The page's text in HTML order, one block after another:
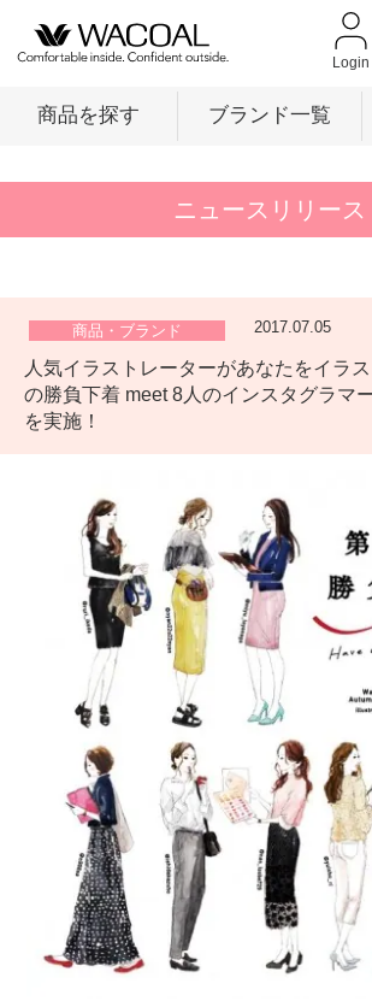
Login
商品を探す ブランド一覧
店舗検索
新着情報
重要なお知らせ
お知らせ
ワコールウェブストア
公式アプリ
ニュース＆トピックス
企業情報
ニュースリリース
商品・ブランド 2017.07.05
人気イラストレーターがあなたをイラ
の勝負下着 meet 8人のインスタグラマ
を実施！